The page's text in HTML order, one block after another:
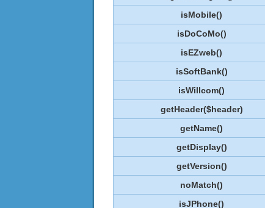
isMobile()
isDoCoMo()
isEZweb()
isSoftBank()
isWillcom()
getHeader($header)
getName()
getDisplay()
getVersion()
noMatch()
isJPhone()